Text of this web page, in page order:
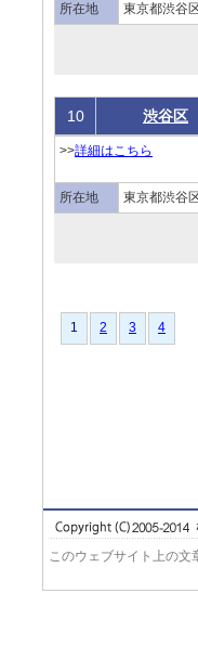
所在地 東京都渋谷
10 渋谷区
>>詳細はこちら
所在地 東京都渋谷
1 2 3 4
このウェブサイト上の文